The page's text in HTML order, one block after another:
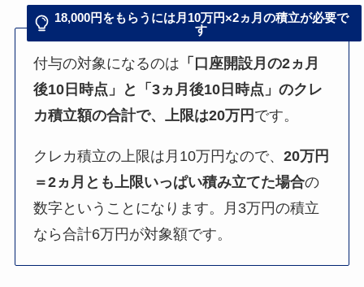
18,000円をもらうには月10万円×2ヵ月の積立が必要で
す
付与の対象になるのは 「口座開設月の2ヵ月
後10日時点」と「3ヵ月後10日時点」のクレ
カ積立額の合計で、上限は20万円 です。
クレカ積立の上限は月10万円なので、20万円
＝2ヵ月とも上限いっぱい積み立てた場合の
数字ということになります。月3万円の積立
なら合計6万円が対象額です。